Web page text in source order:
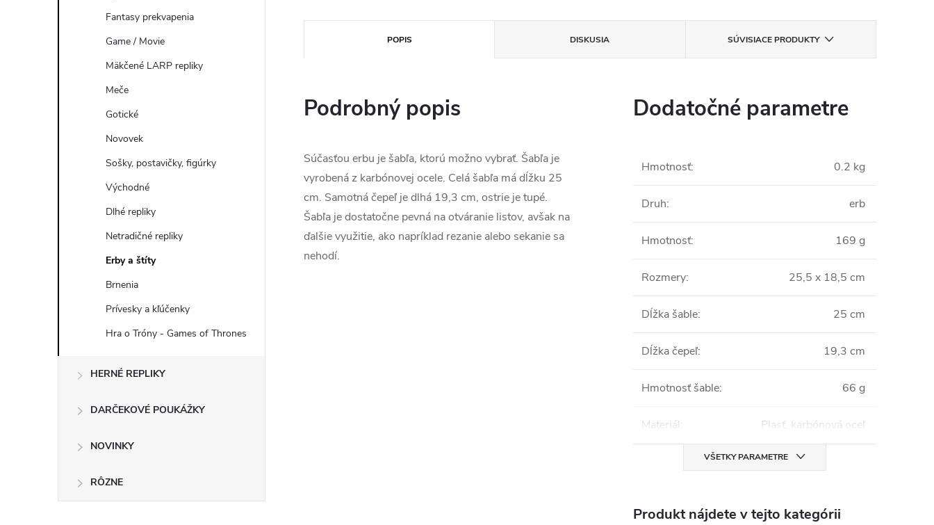
Fantasy prekvapenia
Game / Movie
Mäkčené LARP repliky
Meče
Gotické
Novovek
Sošky, postavičky, figúrky
Východné
Dlhé repliky
Netradičné repliky
Erby a štíty
Brnenia
Prívesky a kľúčenky
Hra o Tróny - Games of Thrones
HERNÉ REPLIKY
DARČEKOVÉ POUKÁŽKY
NOVINKY
RÔZNE
POPIS DISKUSIA SÚVISIACE PRODUKTY
Podrobný popis
Súčasťou erbu je šabľa, ktorú možno vybrať. Šabľa je
vyrobená z karbónovej ocele. Celá šabľa má dĺžku 25
cm. Samotná čepeľ je dlhá 19,3 cm, ostrie je tupé.
Šabľa je dostatočne pevná na otváranie listov, avšak na
ďalšie využitie, ako napríklad rezanie alebo sekanie sa
nehodí.
Dodatočné parametre
Hmotnosť: 0.2 kg
Druh: erb
Hmotnosť: 169 g
Rozmery: 25,5 x 18,5 cm
Dĺžka šable: 25 cm
Dĺžka čepeľ: 19,3 cm
Hmotnosť šable: 66 g
Materiál: Plasť, karbónová oceľ
VŠETKY PARAMETRE
Produkt nájdete v tejto kategórii